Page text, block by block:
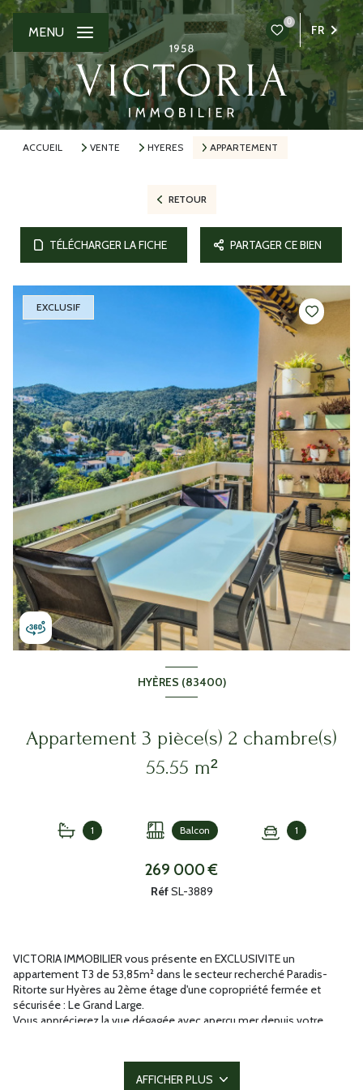
0
FR
MENU
ACCUEIL VENTE HYERES APPARTEMENT
RETOUR
TÉLÉCHARGER LA FICHE PARTAGER CE BIEN
EXCLUSIF
HYÈRES (83400)
Appartement 3 pièce(s) 2 chambre(s)
55.55 m²
1 Balcon 1
269 000 €
RéfSL-3889
VICTORIA IMMOBILIER vous présente en EXCLUSIVITE un
appartement T3 de 53,85m² dans le secteur recherché Paradis-
Ritorte sur Hyères au 2ème étage d'une copropriété fermée et
sécurisée : Le Grand Large.
Vous apprécierez la vue dégagée avec aperçu mer depuis votre
d'une cuisine aménagée et équipée donnant accès à l'extérieur. La
partie nuit est constituée de deux chambres avec dressings et vues
AFFICHER PLUS